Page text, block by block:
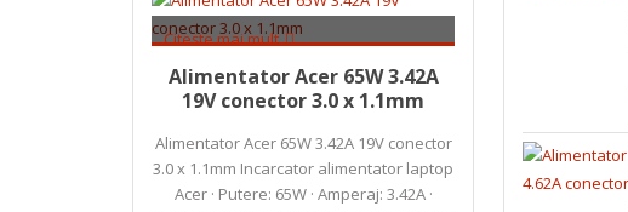
Citește mai mult
95,00lei
Alimentator Acer 65W 3.42A
19V conector 3.0 x 1.1mm
Alimentator Acer 65W 3.42A 19V conector
3.0 x 1.1mm Incarcator alimentator laptop
Acer · Putere: 65W · Amperaj: 3.42A ·